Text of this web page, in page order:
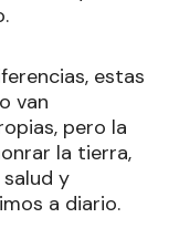
estas
van
pero la
la tierra,
y
a diario.